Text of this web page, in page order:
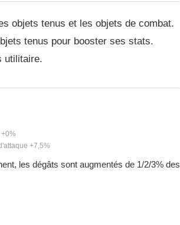
objets tenus et les objets de combat.
tenus pour booster ses stats.
utilitaire.
+7,5%
les dégâts sont augmentés de 1/2/3% des